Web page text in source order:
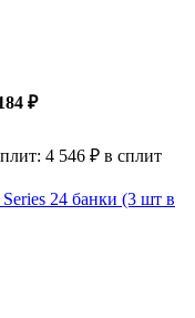
₽
4 546 ₽ в сплит
24 банки (3 шт в